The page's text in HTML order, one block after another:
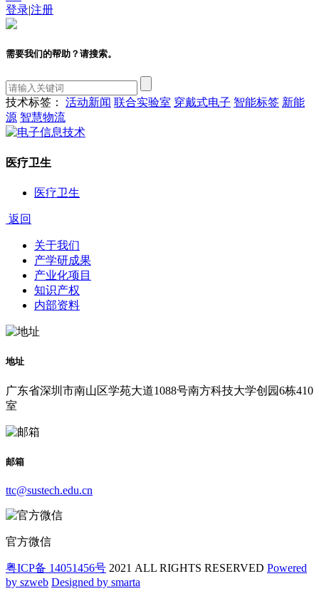
登录|注册
需要我们的帮助？请搜索。
技术标签： 活动新闻 联合实验室 穿戴式电子 智能标签 新能
源 智慧物流
医疗卫生
医疗卫生
返回
关于我们
产学研成果
产业化项目
知识产权
内部资料
地址
广东省深圳市南山区学苑大道1088号南方科技大学创园6栋410
室
邮箱
ttc@sustech.edu.cn
官方微信
粤ICP备 14051456号 2021 ALL RIGHTS RESERVED Powered
by szweb Designed by smarta